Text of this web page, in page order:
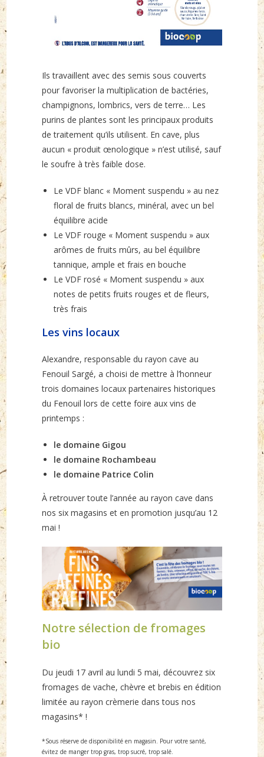
Ils travaillent avec des semis sous couverts
pour favoriser la multiplication de bactéries,
champignons, lombrics, vers de terre… Les
purins de plantes sont les principaux produits
de traitement qu’ils utilisent. En cave, plus
aucun « produit œnologique » n’est utilisé, sauf
le soufre à très faible dose.
Le VDF blanc « Moment suspendu » au nez
floral de fruits blancs, minéral, avec un bel
équilibre acide
Le VDF rouge « Moment suspendu » aux
arômes de fruits mûrs, au bel équilibre
tannique, ample et frais en bouche
Le VDF rosé « Moment suspendu » aux
notes de petits fruits rouges et de fleurs,
très frais
Les vins locaux
Alexandre, responsable du rayon cave au
Fenouil Sargé, a choisi de mettre à l’honneur
trois domaines locaux partenaires historiques
du Fenouil lors de cette foire aux vins de
printemps :
le domaine Gigou
le domaine Rochambeau
le domaine Patrice Colin
À retrouver toute l’année au rayon cave dans
nos six magasins et en promotion jusqu’au 12
mai !
Notre sélection de fromages
bio
Du jeudi 17 avril au lundi 5 mai, découvrez six
fromages de vache, chèvre et brebis en édition
limitée au rayon crèmerie dans tous nos
magasins* !
*Sous réserve de disponibilité en magasin. Pour votre santé,
évitez de manger trop gras, trop sucré, trop salé.